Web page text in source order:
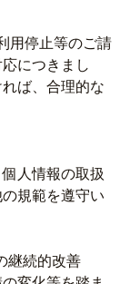
用停止等のご請
につきまし
ば、合理的な
人情報の取扱
規範を遵守い
継続的改善